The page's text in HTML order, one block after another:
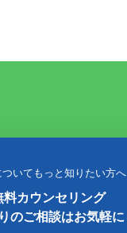
ついてもっと知りたい方へ
料カウンセリング
のご相談はお気軽に